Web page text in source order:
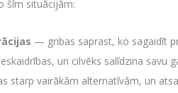
šīm situācijām:
— gribas saprast, ko sagaidīt
un cilvēks salīdzina savu
starp vairākām alternatīvām, un